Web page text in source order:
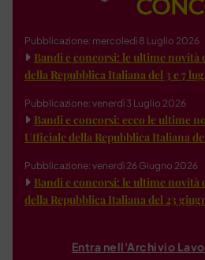
Pubblicazione: mercoledì 8 Luglio 2026
Bandi e concorsi: le ultime novità
della Repubblica Italiana del 3 e 7
Pubblicazione: venerdì 3 Luglio 2026
Bandi e concorsi: ecco le ultime
Ufficiale della Repubblica Italiana
Pubblicazione: venerdì 26 Giugno 2026
Bandi e concorsi: le ultime novità
della Repubblica Italiana del 23
Entra nell'Archivio